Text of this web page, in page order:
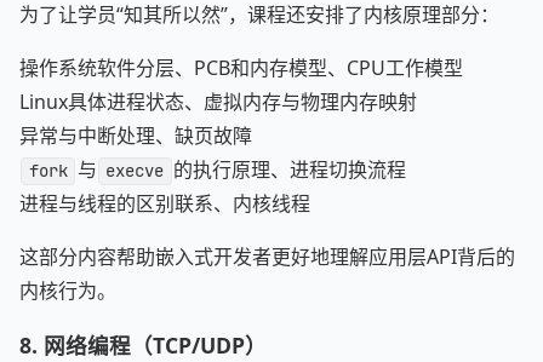
为了让学员“知其所以然”，课程还安排了内核原理部分：
操作系统软件分层、PCB和内存模型、CPU工作模型
Linux具体进程状态、虚拟内存与物理内存映射
异常与中断处理、缺页故障
fork 与 execve 的执行原理、进程切换流程
进程与线程的区别联系、内核线程
这部分内容帮助嵌入式开发者更好地理解应用层API背后的
内核行为。
8. 网络编程（TCP/UDP）